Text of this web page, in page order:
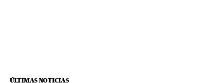
ÚLTIMAS NOTICIAS